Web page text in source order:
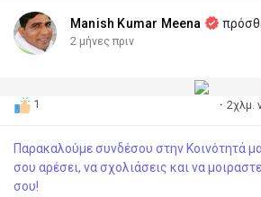
Manish Kumar Meena
2 μήνες πριν
1 · 2χλμ.
Παρακαλούμε συνδέσου στην Κοινότητά
σου αρέσει, να σχολιάσεις και να
σου!